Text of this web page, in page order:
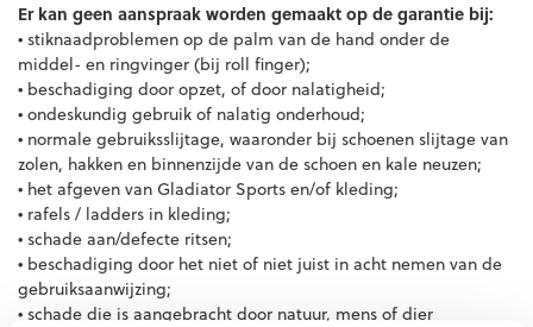
Er kan geen aanspraak worden gemaakt op de garantie bij:
• stiknaadproblemen op de palm van de hand onder de
middel- en ringvinger (bij roll finger);
• beschadiging door opzet, of door nalatigheid;
• ondeskundig gebruik of nalatig onderhoud;
• normale gebruiksslijtage, waaronder bij schoenen slijtage van
zolen, hakken en binnenzijde van de schoen en kale neuzen;
• het afgeven van Gladiator Sports en/of kleding;
• rafels / ladders in kleding;
• schade aan/defecte ritsen;
• beschadiging door het niet of niet juist in acht nemen van de
gebruiksaanwijzing;
• schade die is aangebracht door natuur, mens of dier